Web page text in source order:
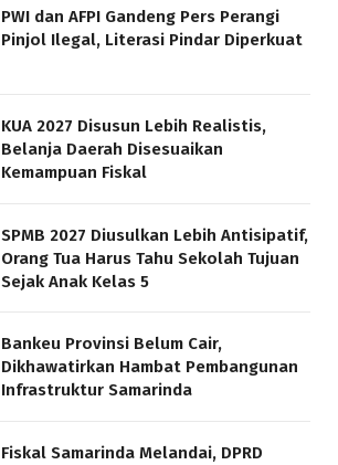
PWI dan AFPI Gandeng Pers Perangi
Pinjol Ilegal, Literasi Pindar Diperkuat
KUA 2027 Disusun Lebih Realistis,
Belanja Daerah Disesuaikan
Kemampuan Fiskal
SPMB 2027 Diusulkan Lebih Antisipatif,
Orang Tua Harus Tahu Sekolah Tujuan
Sejak Anak Kelas 5
Bankeu Provinsi Belum Cair,
Dikhawatirkan Hambat Pembangunan
Infrastruktur Samarinda
Fiskal Samarinda Melandai, DPRD